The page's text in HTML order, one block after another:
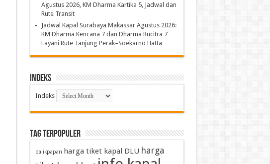
Agustus 2026, KM Dharma Kartika 5, Jadwal dan
Rute Transit
Jadwal Kapal Surabaya Makassar Agustus 2026:
KM Dharma Kencana 7 dan Dharma Rucitra 7
Layani Rute Tanjung Perak–Soekarno Hatta
Indeks
Indeks
TAG TERPOPULER
balikpapan harga tiket kapal DLU harga